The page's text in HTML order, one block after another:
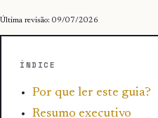
Última revisão: 09/07/2026
ÍNDICE
Por que ler este guia?
Resumo executivo